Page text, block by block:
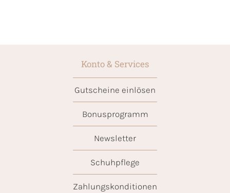
Konto & Services
Gutscheine einlösen
Bonusprogramm
Newsletter
Schuhpflege
Zahlungskonditionen